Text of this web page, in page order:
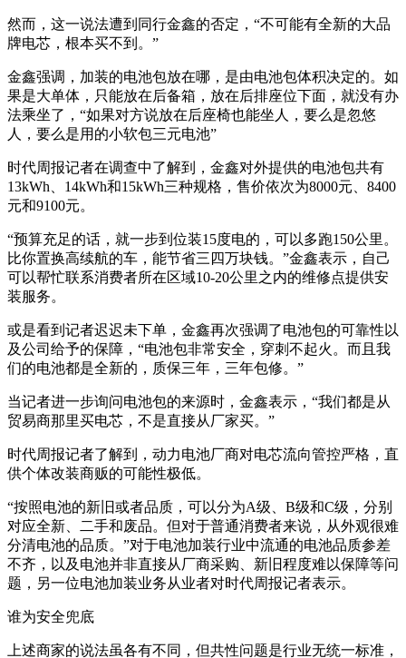
然而，这一说法遭到同行金鑫的否定，“不可能有全新的大品
牌电芯，根本买不到。”
金鑫强调，加装的电池包放在哪，是由电池包体积决定的。如
果是大单体，只能放在后备箱，放在后排座位下面，就没有办
法乘坐了，“如果对方说放在后座椅也能坐人，要么是忽悠
人，要么是用的小软包三元电池”
时代周报记者在调查中了解到，金鑫对外提供的电池包共有
13kWh、14kWh和15kWh三种规格，售价依次为8000元、8400
元和9100元。
“预算充足的话，就一步到位装15度电的，可以多跑150公里。
比你置换高续航的车，能节省三四万块钱。”金鑫表示，自己
可以帮忙联系消费者所在区域10-20公里之内的维修点提供安
装服务。
或是看到记者迟迟未下单，金鑫再次强调了电池包的可靠性以
及公司给予的保障，“电池包非常安全，穿刺不起火。而且我
们的电池都是全新的，质保三年，三年包修。”
当记者进一步询问电池包的来源时，金鑫表示，“我们都是从
贸易商那里买电芯，不是直接从厂家买。”
时代周报记者了解到，动力电池厂商对电芯流向管控严格，直
供个体改装商贩的可能性极低。
“按照电池的新旧或者品质，可以分为A级、B级和C级，分别
对应全新、二手和废品。但对于普通消费者来说，从外观很难
分清电池的品质。”对于电池加装行业中流通的电池品质参差
不齐，以及电池并非直接从厂商采购、新旧程度难以保障等问
题，另一位电池加装业务从业者对时代周报记者表示。
谁为安全兜底
上述商家的说法虽各有不同，但共性问题是行业无统一标准，